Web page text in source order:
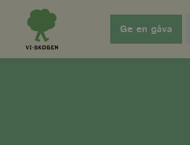
Ge en gåva